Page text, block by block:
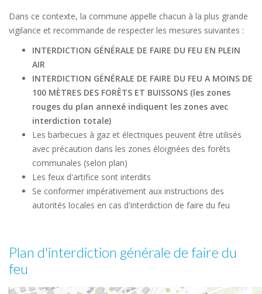
Dans ce contexte, la commune appelle chacun à la plus grande
vigilance et recommande de respecter les mesures suivantes :
INTERDICTION GÉNÉRALE DE FAIRE DU FEU EN PLEIN
AIR
INTERDICTION GÉNÉRALE DE FAIRE DU FEU A MOINS DE
100 MÈTRES DES FORÊTS ET BUISSONS (les zones
rouges du plan annexé indiquent les zones avec
interdiction totale)
Les barbecues à gaz et électriques peuvent être utilisés
avec précaution dans les zones éloignées des forêts
communales (selon plan)
Les feux d'artifice sont interdits
Se conformer impérativement aux instructions des
autorités locales en cas d'interdiction de faire du feu
Plan d'interdiction générale de faire du
feu